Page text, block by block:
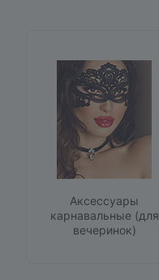
Аксессуары
карнавальные (для
вечеринок)